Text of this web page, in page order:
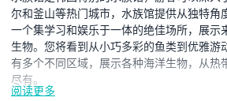
尔和釜山等热门城市，水族馆提供从独特角
一个集学习和娱乐于一体的绝佳场所，展示
生物。您将看到从小巧多彩的鱼类到优雅游
有多个不同区域，展示各种海洋生物，从热
尽有。
阅读更多